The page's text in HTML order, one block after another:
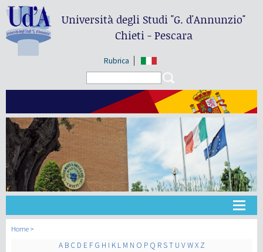
Università degli Studi"G. d'Annunzio"
Chieti - Pescara
Rubrica
Home
A B C D E F G H I K L M N O P Q R S T U V W X Z